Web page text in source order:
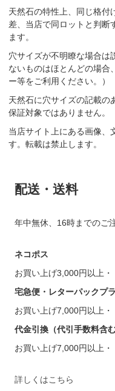
天然石の特性上、同じ格付
差、当店で同ロットと判断
ます。
穴サイズが不明瞭な場合は
ないものはほとんどの場合
ー等をご利用ください。）
天然石に穴サイズの記載の
保証対象ではありません。
当店サイト上にある画像、
す。転載は禁止します。
配送・送料
年中無休、16時までのご
ネコポス
お買い上げ3,000円以上
宅急便・レターパックプ
お買い上げ7,000円以上
代金引換（代引手数料含む
お買い上げ7,000円以上
詳しくはこちら